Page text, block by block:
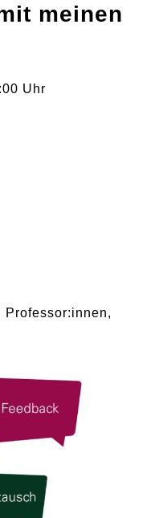
meinen
Uhr
Professor:innen